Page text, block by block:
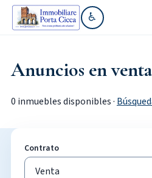
♿Ir a
Anuncios en venta
0 inmuebles disponibles ·
Contrato